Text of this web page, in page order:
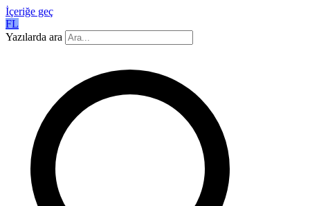
İçeriğe geç
FL
Yazılarda ara